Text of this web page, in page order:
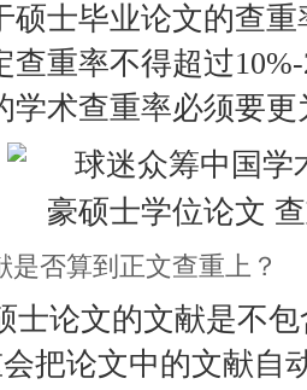
硕士毕业论文的查
查重率不得超过
学术查重率必须要
是否算到正文查重上？
士论文的文献是不
把论文中的文献自